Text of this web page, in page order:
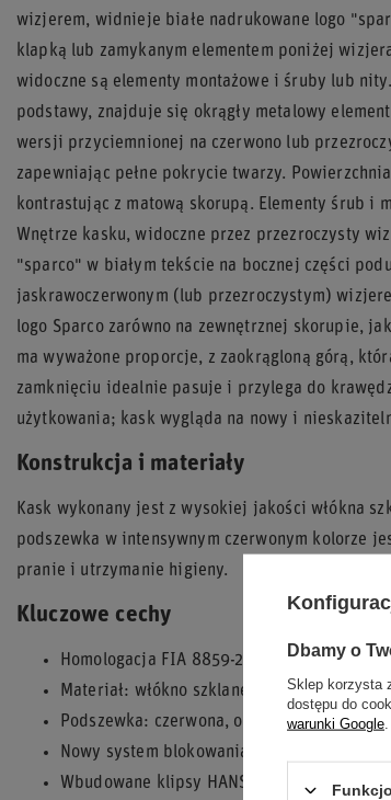
wizjerem, widnieje białe nadrukowane logo
klapką lub zamykanym elementem poniżej
widoczne są elementy montażowe i śruby lub
podstawy, znajduje się okrągły metalowy
wersji przyciemnionej na czerwono lub
zapewniając pełne pokrycie twarzy.
kontrastując z matową skorupą. Elementy śrub i
Wnętrze kasku, widoczne przez przezroczysty
"sparco" w białym tekście na bocznej części
jaskrawoczerwonym (lub przezroczystym)
logo Sparco zarówno na zewnętrznej skorupie,
ma wyważone proporcje, z zaokrągloną górą,
zamknięciu idealnie pasuje i przylega do
użytkowania; kask wygląda na nowy i
Konstrukcja i materiały
Kask wykonany jest z wysokiej jakości włókna
podszewka w intensywnym czerwonym kolorze
pranie i utrzymanie higieny.
Kluczowe cechy
Homologacja FIA 8859-2024 / Snell SA2020
Materiał: włókno szklane
Podszewka: czerwona, odpinana do prania
Nowy system blokowania wizjera
Wbudowane klipsy HANS
Dbamy o
Sklep korzysta
dostępu do
warunki Google